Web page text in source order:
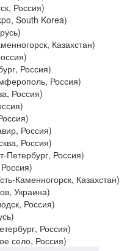
Россия)
South Korea)
Казахстан)
Россия)
Россия)
Россия)
Россия)
Россия)
Петербург, Россия)
Каменногорск, Казахстан)
Украина)
Россия)
Россия)
село, Россия)